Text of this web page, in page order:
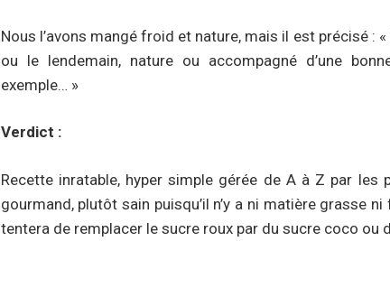
Nous l’avons mangé froid et nature, mais il est précisé :
ou le lendemain, nature ou accompagné d’une
exemple… »
Verdict :
Recette inratable, hyper simple gérée de A à Z par les
gourmand, plutôt sain puisqu’il n’y a ni matière grasse
tentera de remplacer le sucre roux par du sucre coco ou